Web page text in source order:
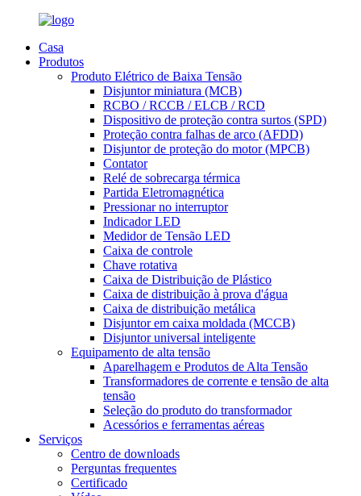
Casa
Produtos
Produto Elétrico de Baixa Tensão
Disjuntor miniatura (MCB)
RCBO / RCCB / ELCB / RCD
Dispositivo de proteção contra surtos (SPD)
Proteção contra falhas de arco (AFDD)
Disjuntor de proteção do motor (MPCB)
Contator
Relé de sobrecarga térmica
Partida Eletromagnética
Pressionar no interruptor
Indicador LED
Medidor de Tensão LED
Caixa de controle
Chave rotativa
Caixa de Distribuição de Plástico
Caixa de distribuição à prova d'água
Caixa de distribuição metálica
Disjuntor em caixa moldada (MCCB)
Disjuntor universal inteligente
Equipamento de alta tensão
Aparelhagem e Produtos de Alta Tensão
Transformadores de corrente e tensão de alta
tensão
Seleção do produto do transformador
Acessórios e ferramentas aéreas
Serviços
Centro de downloads
Perguntas frequentes
Certificado